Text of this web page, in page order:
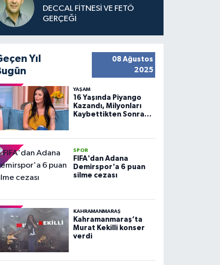
DECCAL FİTNESİ VE FETÖ
GERÇEĞİ
Yıl
08 Ağustos
2025
YAŞAM
16 Yaşında Piyango
Kazandı, Milyonları
Kaybettikten Sonra
SPOR
FIFA'dan Adana
Demirspor'a 6 puan
silme cezası
KAHRAMANMARAŞ
Kahramanmaraş’ta
Murat Kekilli konser
verdi